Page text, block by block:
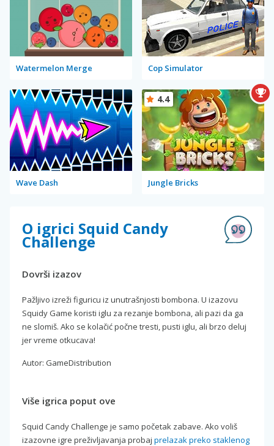
Watermelon Merge Cop Simulator
Wave Dash Jungle Bricks
4.4
O igrici Squid Candy
Challenge
Dovrši izazov
Pažljivo izreži figuricu iz unutrašnjosti bombona. U izazovu
Squidy Game koristi iglu za rezanje bombona, ali pazi da ga
ne slomiš. Ako se kolačić počne tresti, pusti iglu, ali brzo deluj
jer vreme otkucava!
Autor: GameDistribution
Više igrica poput ove
Squid Candy Challenge je samo početak zabave. Ako voliš
izazovne igre preživljavanja probaj prelazak preko staklenog